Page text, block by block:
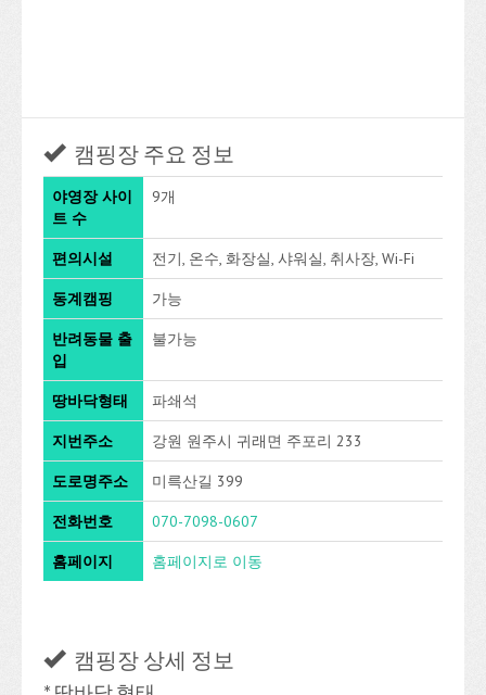
캠핑장 주요 정보
야영장 사이
트 수
9개
편의시설 전기, 온수, 화장실, 샤워실, 취사장, Wi-Fi
동계캠핑 가능
반려동물 출
입
불가능
땅바닥형태 파쇄석
지번주소 강원 원주시 귀래면 주포리 233
도로명주소 미륵산길 399
전화번호 070-7098-0607
홈페이지 홈페이지로 이동
캠핑장 상세 정보